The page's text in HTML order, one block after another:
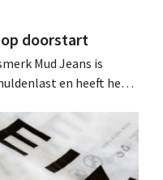
doorstart
Mud Jeans is
en heeft het
niet eindigt.